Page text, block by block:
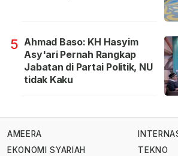
5 Ahmad Baso: KH Hasyim
Asy'ari Pernah Rangkap
Jabatan di Partai Politik, NU
tidak Kaku
AMEERA
EKONOMI SYARIAH
TEKNO